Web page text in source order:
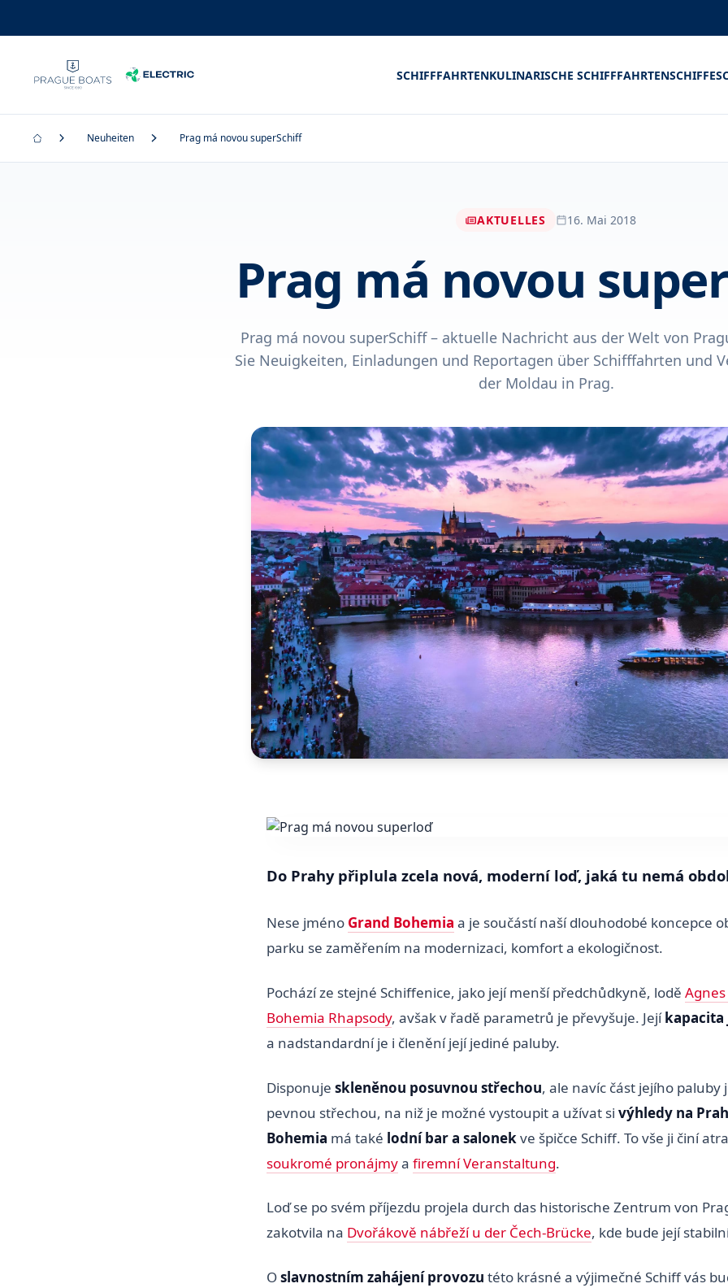
SCHIFFFAHRTENKULINARISCHE SCHIFFFAHRTENSCHIFFE
Neuheiten Prag má novou superSchiff
AKTUELLES 16. Mai 2018
Prag má novou
Prag má novou superSchiff – aktuelle Nachricht aus der Welt von
Sie Neuigkeiten, Einladungen und Reportagen über Schifffahrten und
der Moldau in Prag.
Do Prahy připlula zcela nová, moderní loď, jaká tu nemá
Nese jméno Grand Bohemia a je součástí naší dlouhodobé koncepce
parku se zaměřením na modernizaci, komfort a ekologičnost.
Pochází ze stejné Schiffenice, jako její menší předchůdkyně, lodě
Bohemia Rhapsody, avšak v řadě parametrů je převyšuje. Jejíkapacita
a nadstandardní je i členění její jediné paluby.
Disponuje skleněnou posuvnou střechou, ale navíc část jejího paluby
pevnou střechou, na niž je možné vystoupit a užívat si výhledy na
Bohemia má také lodní bar a salonek ve špičce Schiff. To vše ji činí
soukromé pronájmya firemní Veranstaltung.
Loď se po svém příjezdu projela durch das historische Zentrum von
zakotvila na Dvořákově nábřeží u der Čech-Brücke, kde bude její
Oslavnostním zahájení provozu této krásné a výjimečné Schiff vás